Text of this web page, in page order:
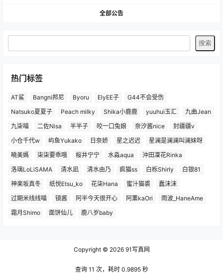
全部公告
热门标签
AT鲨 Bangni邦尼 Byoru ElyEE子
G44不会受伤
Natsuko夏夏子
Peach milky Shika小鹿鹿 yuuhui玉汇
九曲Jean
九柒喵
二佐Nisa 半半子 咬一口兔娘 奈汐酱nice
封疆疆v
小仓千代w
屿鱼Yukako 日奈娇 星之迟迟
星澜是澜澜叫澜妹呀
曉美媽
柒柒要乖哦 桜井宁宁 水淼aqua
沖田凜花Rinka
洛璃LoLiSAMA
清水凪 清水由乃 疯猫ss 白栎Shirly
白银81
神楽坂真冬
纸悦Etsu_ko 花柒Hana 蜜汁猫裘
蠢沫沫
过期米线线喵
镜酱 阿半今天很开心 阿薰kaOri
雨波_HaneAme
霜月Shimo
面饼仙儿 鹿八岁baby
Copyright © 202691写真网
查询 11 次，耗时 0.9895 秒